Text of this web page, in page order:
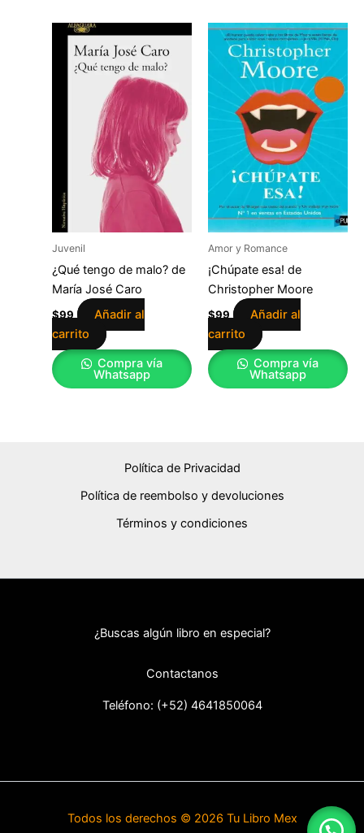
Juvenil
¿Qué tengo de malo? de
María José Caro
$99
Añadir al
carrito
Compra vía
Whatsapp
Amor y Romance
¡Chúpate esa! de
Christopher Moore
$99
Añadir al
carrito
Compra vía
Whatsapp
Política de Privacidad
Política de reembolso y devoluciones
Términos y condiciones
¿Buscas algún libro en especial?
Contactanos
Teléfono: (+52) 4641850064
Todos los derechos © 2026 Tu Libro Mex